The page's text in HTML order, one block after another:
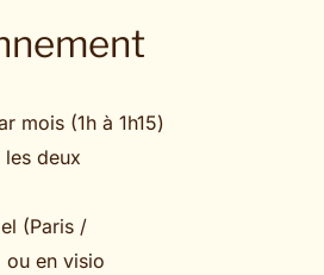
mois (1h à 1h15)
les deux
(Paris /
ou en visio